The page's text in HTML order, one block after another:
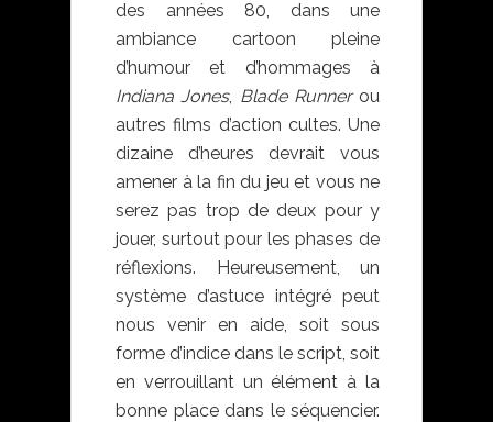
des années 80, dans une
ambiance cartoon pleine
d’humour et d’hommages à
Indiana Jones, Blade Runnerou
autres films d’action cultes. Une
dizaine d’heures devrait vous
amener à la fin du jeu et vous ne
serez pas trop de deux pour y
jouer, surtout pour les phases de
réflexions. Heureusement, un
système d’astuce intégré peut
nous venir en aide, soit sous
forme d’indice dans le script, soit
en verrouillant un élément à la
bonne place dans le séquencier.